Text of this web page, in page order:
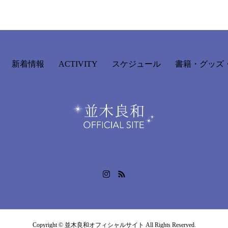
新着情報 ACTIVITY スケジュール 書籍・グッズ
Copyright © 並木良和オフィシャルサイト All Rights Reserved.